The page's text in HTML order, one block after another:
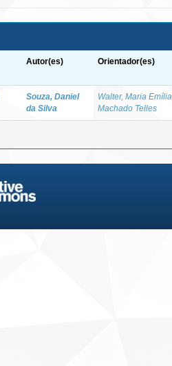
Autor(es) Orientador(es)
Souza, Daniel
da Silva
Walter, Maria Emília
Machado Telles